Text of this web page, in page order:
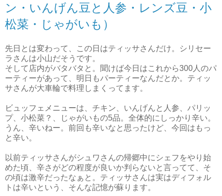
ン・いんげん豆と人参・レンズ豆・小
松菜・じゃがいも）
先日とは変わって、この日はティッサさんだけ。シリセー
ラさんは小山だそうです。
そして店内がバタバタと。聞けば今日はこれから300人のパ
ーティーがあって、明日もパーティーなんだとか。ティッ
サさんが大車輪で料理しまくってます。
ビュッフェメニューは、チキン、いんげんと人参、パリッ
プ、小松菜？、じゃがいもの5品。全体的にしっかり辛い。
うん、辛いねー。前回も辛いなと思ったけど、今回はもっ
と辛い。
以前ティッサさんがシュワさんの帰郷中にシェフをやり始
めた頃、辛さがどの程度が良いか判らないと言ってて、そ
の頃は激辛だったなぁと。ティッサさんは実はディフォル
トは辛いという、そんな記憶が蘇ります。